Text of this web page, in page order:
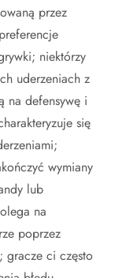
przez
niektórzy
uderzeniach z
na defensywę i
się
wymiany
lub
na
poprzez
gracze ci często